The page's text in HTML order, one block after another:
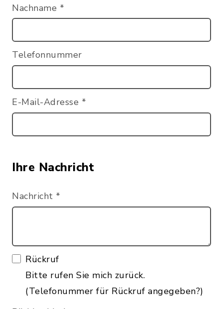
Nachname *
Telefonnummer
E-Mail-Adresse *
Ihre Nachricht
Nachricht *
Rückruf
Bitte rufen Sie mich zurück.
(Telefonummer für Rückruf angegeben?)